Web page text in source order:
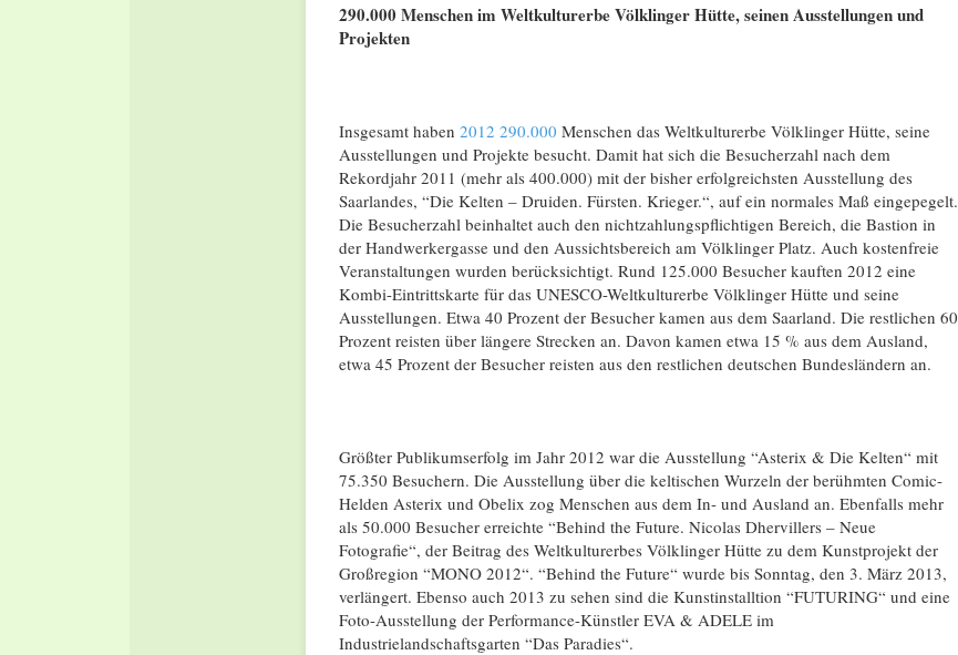
290.000 Menschen im Weltkulturerbe Völklinger Hütte, seinen Ausstellungen und
Projekten
Insgesamt haben 2012 290.000 Menschen das Weltkulturerbe Völklinger Hütte, seine
Ausstellungen und Projekte besucht. Damit hat sich die Besucherzahl nach dem
Rekordjahr 2011 (mehr als 400.000) mit der bisher erfolgreichsten Ausstellung des
Saarlandes, “Die Kelten – Druiden. Fürsten. Krieger.“, auf ein normales Maß eingepegelt.
Die Besucherzahl beinhaltet auch den nichtzahlungspflichtigen Bereich, die Bastion in
der Handwerkergasse und den Aussichtsbereich am Völklinger Platz. Auch kostenfreie
Veranstaltungen wurden berücksichtigt. Rund 125.000 Besucher kauften 2012 eine
Kombi-Eintrittskarte für das UNESCO-Weltkulturerbe Völklinger Hütte und seine
Ausstellungen. Etwa 40 Prozent der Besucher kamen aus dem Saarland. Die restlichen 60
Prozent reisten über längere Strecken an. Davon kamen etwa 15 % aus dem Ausland,
etwa 45 Prozent der Besucher reisten aus den restlichen deutschen Bundesländern an.
Größter Publikumserfolg im Jahr 2012 war die Ausstellung “Asterix & Die Kelten“ mit
75.350 Besuchern. Die Ausstellung über die keltischen Wurzeln der berühmten Comic-
Helden Asterix und Obelix zog Menschen aus dem In- und Ausland an. Ebenfalls mehr
als 50.000 Besucher erreichte “Behind the Future. Nicolas Dhervillers – Neue
Fotografie“, der Beitrag des Weltkulturerbes Völklinger Hütte zu dem Kunstprojekt der
Großregion “MONO 2012“. “Behind the Future“ wurde bis Sonntag, den 3. März 2013,
verlängert. Ebenso auch 2013 zu sehen sind die Kunstinstalltion “FUTURING“ und eine
Foto-Ausstellung der Performance-Künstler EVA & ADELE im
Industrielandschaftsgarten “Das Paradies“.